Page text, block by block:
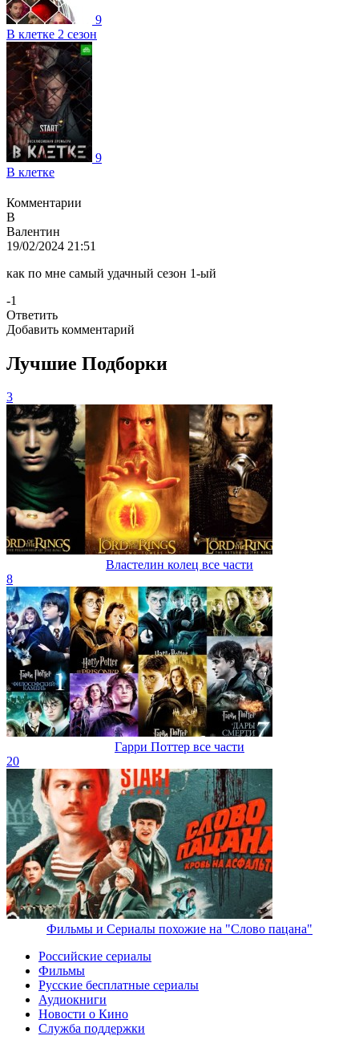
9
В клетке 2 сезон
9
В клетке
Комментарии
В
Валентин
19/02/2024 21:51
как по мне самый удачный сезон 1-ый
-1
Ответить
Добавить комментарий
Лучшие Подборки
3
Властелин колец все части
8
Гарри Поттер все части
20
Фильмы и Сериалы похожие на "Слово пацана"
Российские сериалы
Фильмы
Русские бесплатные сериалы
Аудиокниги
Новости о Кино
Служба поддержки